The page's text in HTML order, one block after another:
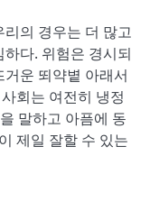
의 경우는 더 많고
다. 위험은 경시되
운 뙤약볕 아래서
회는 여전히 냉정
말하고 아픔에 동
제일 잘할 수 있는